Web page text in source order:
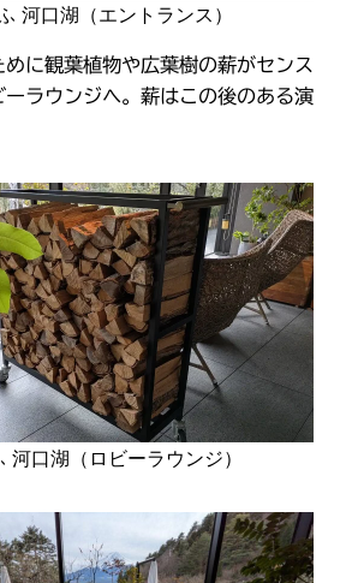
河口湖（エントランス）
に観葉植物や広葉樹の薪がセンス
ーラウンジへ。薪はこの後のある演
河口湖（ロビーラウンジ）